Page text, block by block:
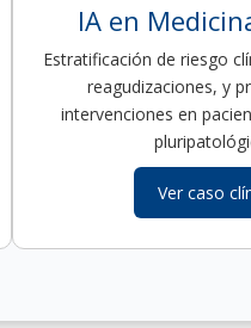
IA en
Estratificación de riesgo
reagudizaciones, y
intervenciones en
Ver caso